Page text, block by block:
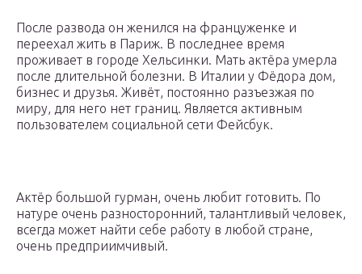
После развода он женился на француженке и
переехал жить в Париж. В последнее время
проживает в городе Хельсинки. Мать актёра умерла
после длительной болезни. В Италии у Фёдора дом,
бизнес и друзья. Живёт, постоянно разъезжая по
миру, для него нет границ. Является активным
пользователем социальной сети Фейсбук.
Актёр большой гурман, очень любит готовить. По
натуре очень разносторонний, талантливый человек,
всегда может найти себе работу в любой стране,
очень предприимчивый.